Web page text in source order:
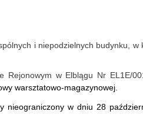
i niepodzielnych budynku, w
Rejonowym w Elblągu Nr EL1E/
warsztatowo-magazynowej.
w dniu 28